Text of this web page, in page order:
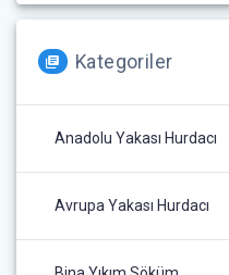
Kategoriler
Anadolu Yakası Hurdacı
Avrupa Yakası Hurdacı